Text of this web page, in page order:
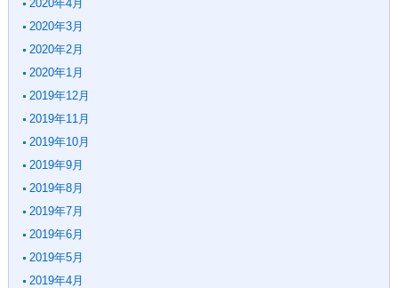
2020年4月
2020年3月
2020年2月
2020年1月
2019年12月
2019年11月
2019年10月
2019年9月
2019年8月
2019年7月
2019年6月
2019年5月
2019年4月